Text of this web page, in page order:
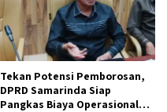
Tekan Potensi Pemborosan,
DPRD Samarinda Siap
Pangkas Biaya Operasional